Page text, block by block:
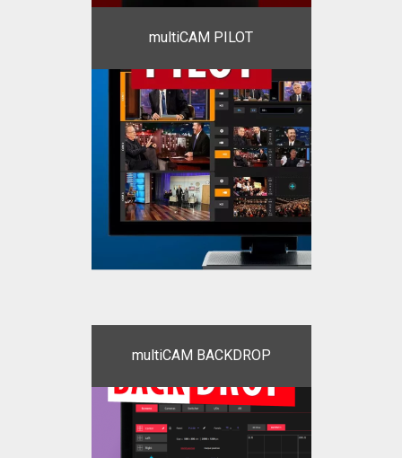
multiCAM PILOT
multiCAM BACKDROP